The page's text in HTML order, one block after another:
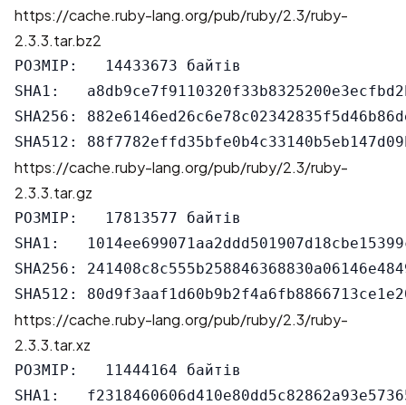
https://cache.ruby-lang.org/pub/ruby/2.3/ruby-
2.3.3.tar.bz2
РОЗМІР:   14433673 байтів
SHA1:
SHA256:
https://cache.ruby-lang.org/pub/ruby/2.3/ruby-
2.3.3.tar.gz
РОЗМІР:   17813577 байтів
SHA1:
SHA256:
https://cache.ruby-lang.org/pub/ruby/2.3/ruby-
2.3.3.tar.xz
РОЗМІР:   11444164 байтів
SHA1: